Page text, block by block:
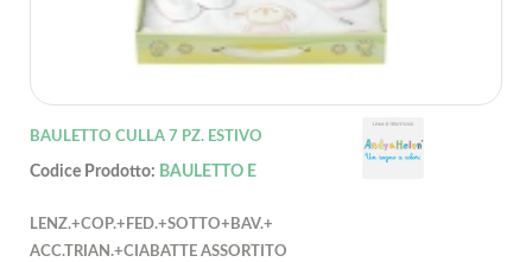
BAULETTO CULLA 7 PZ. ESTIVO
Codice Prodotto: BAULETTO E
LENZ.+COP.+FED.+SOTTO+BAV.+
ACC.TRIAN.+CIABATTE ASSORTITO